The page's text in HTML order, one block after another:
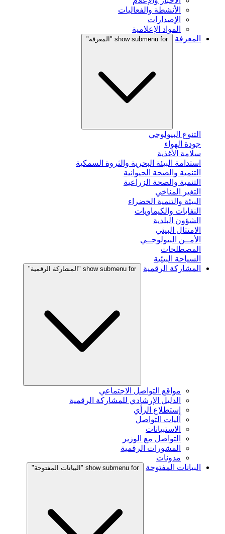
الأنشطة والفعاليات
الإصدارات
المواد الإعلامية
المعرفة
show submenu for "المعرفة"
التنوع البيولوجي
جودة الهواء
سلامة الأغذية
استدامة البيئة البحرية والثروة السمكية
التنمية والصحة الحيوانية
التنمية والصحة الزراعية
التغير المناخي
البيئة والتنمية الخضراء
النفايات والكيماويات
الشؤون البلدية
الامتثال البيئي
الأمــن البيولوجــي
المصطلحات
السياحة البيئية
المشاركة الرقمية
show submenu for "المشاركة الرقمية"
مواقع التواصل الاجتماعي
الدليل الإرشادي للمشاركة الرقمية
إستطلاع الرأي
آليات التواصل
الاستبيانات
التواصل مع الوزير
المشورات الرقمية
مدونات
البيانات المفتوحة
show submenu for "البيانات المفتوحة"